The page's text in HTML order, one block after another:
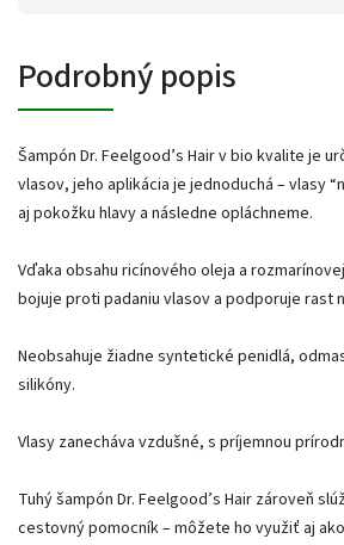
Podrobný popis
Šampón Dr. Feelgood’s Hair v bio kvalite je
vlasov, jeho aplikácia je jednoduchá – vlasy
aj pokožku hlavy a následne opláchneme.
Vďaka obsahu ricínového oleja a
bojuje proti padaniu vlasov a podporuje rast
Neobsahuje žiadne syntetické penidlá,
silikóny.
Vlasy zanecháva vzdušné, s príjemnou
Tuhý šampón Dr. Feelgood’s Hair zároveň
cestovný pomocník – môžete ho využiť aj